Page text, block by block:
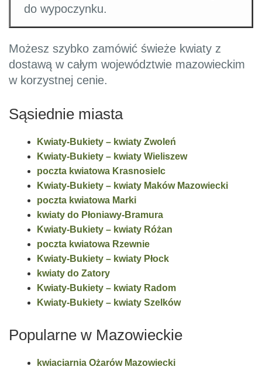
do wypoczynku.
Możesz szybko zamówić świeże kwiaty z
dostawą w całym województwie mazowieckim
w korzystnej cenie.
Sąsiednie miasta
Kwiaty-Bukiety – kwiaty Zwoleń
Kwiaty-Bukiety – kwiaty Wieliszew
poczta kwiatowa Krasnosielc
Kwiaty-Bukiety – kwiaty Maków Mazowiecki
poczta kwiatowa Marki
kwiaty do Płoniawy-Bramura
Kwiaty-Bukiety – kwiaty Różan
poczta kwiatowa Rzewnie
Kwiaty-Bukiety – kwiaty Płock
kwiaty do Zatory
Kwiaty-Bukiety – kwiaty Radom
Kwiaty-Bukiety – kwiaty Szelków
Popularne w Mazowieckie
kwiaciarnia Ożarów Mazowiecki